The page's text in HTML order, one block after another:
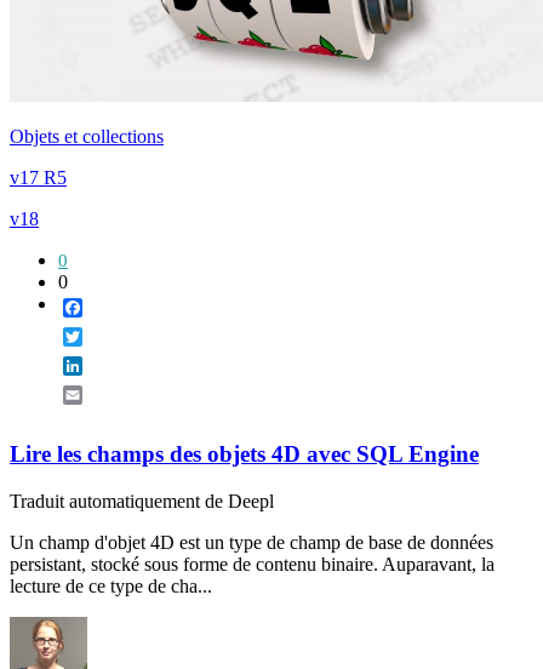
Objets et collections
v17 R5
v18
0
0
Lire les champs des objets 4D avec SQL Engine
Traduit automatiquement de Deepl
Un champ d'objet 4D est un type de champ de base de données
persistant, stocké sous forme de contenu binaire. Auparavant, la
lecture de ce type de cha...